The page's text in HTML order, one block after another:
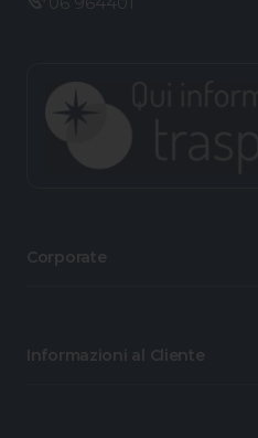
Corporate
Informazioni al Cliente